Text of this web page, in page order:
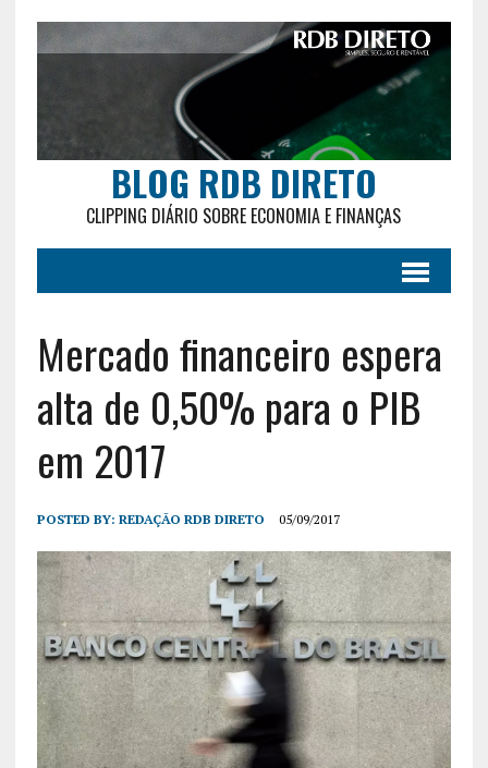
BLOG RDB DIRETO
CLIPPING DIÁRIO SOBRE ECONOMIA E FINANÇAS
Mercado financeiro espera
alta de 0,50% para o PIB
em 2017
POSTED BY: REDAÇÃO RDB DIRETO 05/09/2017